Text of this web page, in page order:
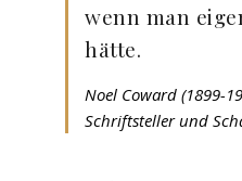
wenn man
hätte.
Noel Coward (1899-
Schriftsteller und